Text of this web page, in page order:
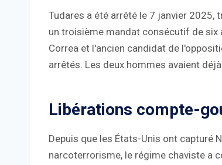
Tudares a été arrêté le 7 janvier
un troisième mandat consécutif de six
Correa et l'ancien candidat de
arrêtés. Les deux hommes avaient
Libérations compte-
Depuis que les États-Unis ont capturé
narcoterrorisme, le régime chaviste a